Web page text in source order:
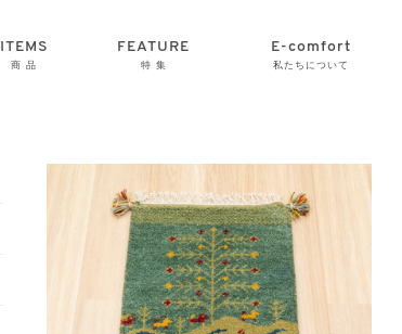
ITEMS
商 品
FEATURE
特 集
E-comfort
私たちについて
いて